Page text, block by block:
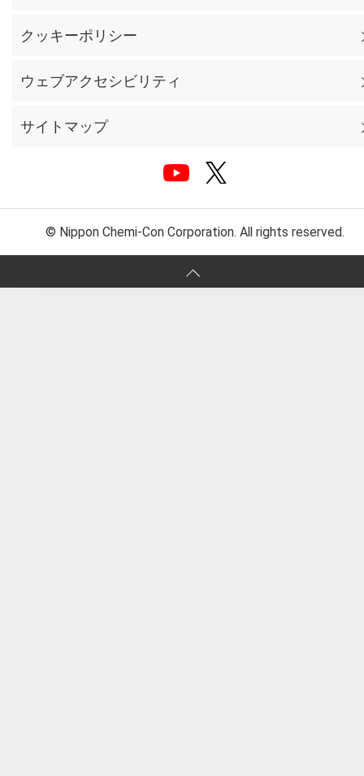
クッキーポリシー
ウェブアクセシビリティ
サイトマップ
© Nippon Chemi-Con Corporation. All rights reserved.